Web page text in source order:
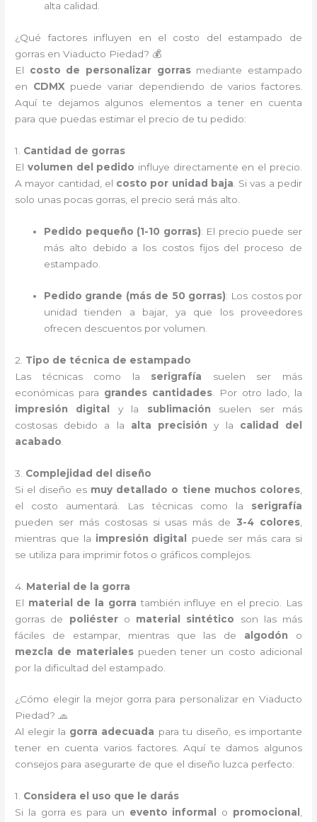
alta calidad.
¿Qué factores influyen en el costo del estampado de
gorras en Viaducto Piedad? 💰
El costo de personalizar gorrasmediante estampado
en CDMXpuede variar dependiendo de varios factores.
Aquí te dejamos algunos elementos a tener en cuenta
para que puedas estimar el precio de tu pedido:
1. Cantidad de gorras
El volumen del pedido influye directamente en el precio.
A mayor cantidad, el costo por unidad baja . Si vas a pedir
solo unas pocas gorras, el precio será más alto.
Pedido pequeño (1-10 gorras): El precio puede ser
más alto debido a los costos fijos del proceso de
estampado.
Pedido grande (más de 50 gorras): Los costos por
unidad tienden a bajar, ya que los proveedores
ofrecen descuentos por volumen.
2. Tipo de técnica de estampado
Las técnicas como la serigrafía suelen ser más
económicas para grandes cantidades . Por otro lado, la
impresión digital
y la sublimación suelen ser más
costosas debido a la alta precisión y la calidad del
acabado
3. Complejidad del diseño
Si el diseño es muy detallado o tiene muchos colores,
el costo aumentará. Las técnicas como la serigrafía
pueden ser más costosas si usas más de3-4 colores,
mientras que la impresión digital
puede ser más cara si
se utiliza para imprimir fotos o gráficos complejos.
4. Material de la gorra
El material de la gorra también influye en el precio. Las
gorras de poliéstero material sintético son las más
fáciles de estampar, mientras que las de algodón o
mezcla de materialespueden tener un costo adicional
por la dificultad del estampado.
¿Cómo elegir la mejor gorra para personalizar en Viaducto
Piedad? 🧢
Al elegir la gorra adecuada para tu diseño, es importante
tener en cuenta varios factores. Aquí te damos algunos
consejos para asegurarte de que el diseño luzca perfecto:
1. Considera el uso que le darás
Si la gorra es para un evento informal o promocional ,